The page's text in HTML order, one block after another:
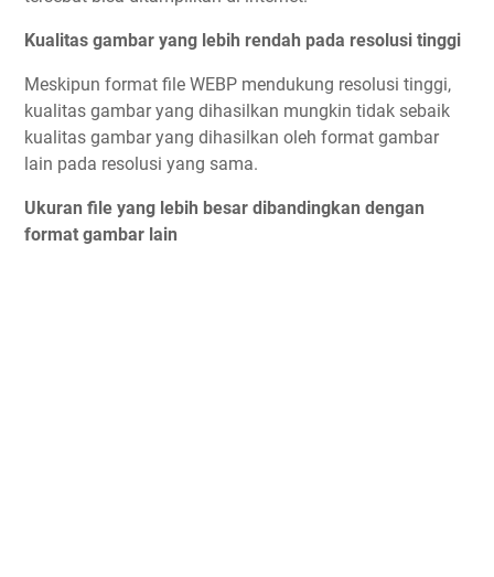
Kualitas gambar yang lebih rendah pada resolusi tinggi
Meskipun format file WEBP mendukung resolusi tinggi,
kualitas gambar yang dihasilkan mungkin tidak sebaik
kualitas gambar yang dihasilkan oleh format gambar
lain pada resolusi yang sama.
Ukuran file yang lebih besar dibandingkan dengan
format gambar lain